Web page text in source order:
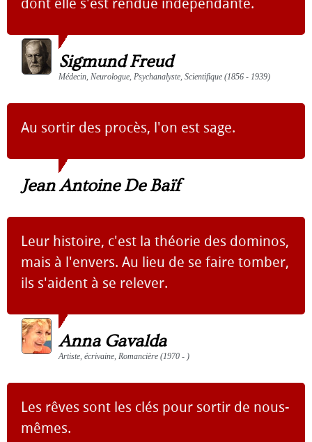
dont elle s'est rendue indépendante.
Sigmund Freud
Médecin, Neurologue, Psychanalyste, Scientifique (1856 - 1939)
Au sortir des procès, l'on est sage.
Jean Antoine De Baïf
Leur histoire, c'est la théorie des dominos,
mais à l'envers. Au lieu de se faire tomber,
ils s'aident à se relever.
Anna Gavalda
Artiste, écrivaine, Romancière (1970 - )
Les rêves sont les clés pour sortir de nous-
mêmes.